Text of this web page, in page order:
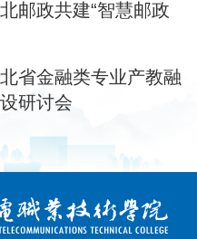
邮政共建“智慧邮政
省金融类专业产教融
研讨会